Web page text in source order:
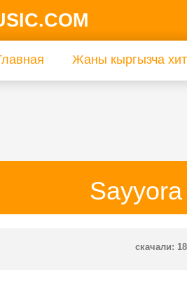
Жаны кыргызча
скачали: 18